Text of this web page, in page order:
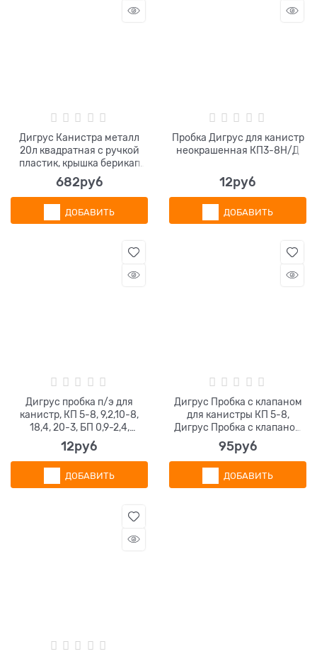
Дигрус Канистра металл
20л квадратная с ручкой
пластик, крышка берикап
42мм КМК-20-Н/Д
682руб
ДОБАВИТЬ
Пробка Дигрус для канистр
неокрашенная КП3-8Н/Д
12руб
ДОБАВИТЬ
Дигрус пробка п/э для
канистр, КП 5-8, 9,2,10-8,
18,4, 20-3, БП 0,9-2,4,
красный
12руб
ДОБАВИТЬ
Дигрус Пробка с клапаном
для канистры КП 5-8,
Дигрус Пробка с клапаном
для канистры КП 10-8,
Дигрус
95руб
ДОБАВИТЬ